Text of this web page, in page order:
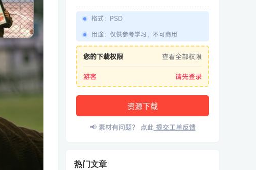
格式： PSD
用途： 仅供参考学习，不可商用
您的下载权限 查看全部权限
游客 请先登录
资源下载
📢 素材有问题？ 点此提交工单反馈
热门文章